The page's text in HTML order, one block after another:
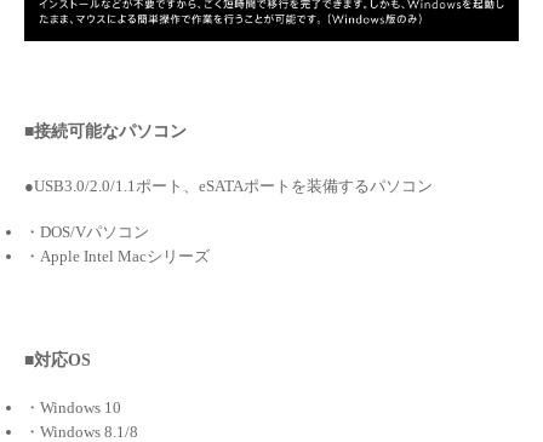
■接続可能なパソコン
●USB3.0/2.0/1.1ポート、eSATAポートを装備するパソコン
・DOS/Vパソコン
・Apple Intel Macシリーズ
■対応OS
・Windows 10
・Windows 8.1/8